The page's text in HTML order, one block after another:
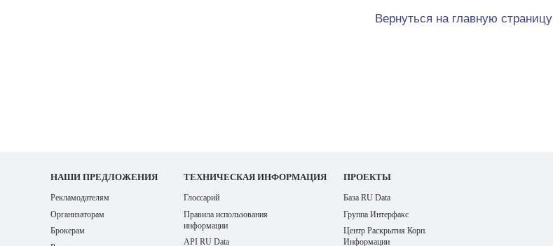
Вернуться на главную страницу
НАШИ ПРЕДЛОЖЕНИЯ
Рекламодателям
Организаторам
Брокерам
ТЕХНИЧЕСКАЯ ИНФОРМАЦИЯ
Глоссарий
Правила использования
информации
API RU Data
ПРОЕКТЫ
База RU Data
Группа Интерфакс
Центр Раскрытия Корп.
Информации